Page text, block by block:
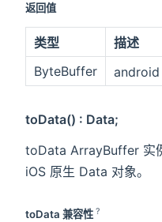
返回值
类型
描述
ByteBuffer
android
toData() : Data;
toData ArrayBuffer 实
iOS 原生 Data 对象。
toData 兼容性 ?